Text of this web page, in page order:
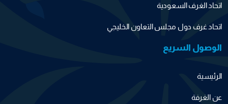
اتحاد الغرف السعودية
اتحاد غرف دول مجلس التعاون الخليجي
الوصول السريع
الرئيسية
عن الغرفة